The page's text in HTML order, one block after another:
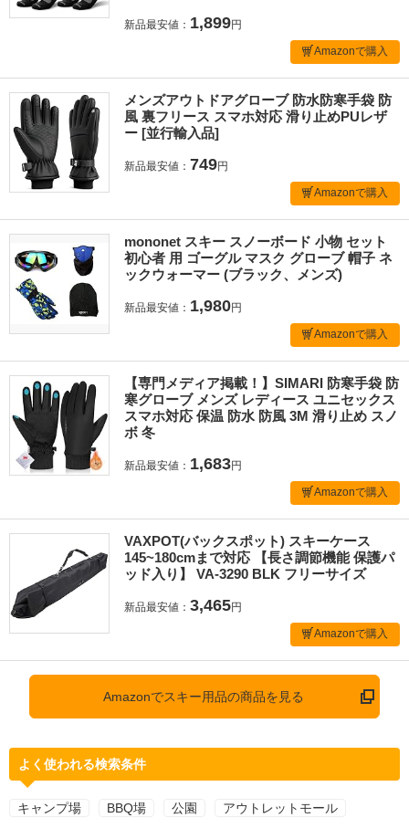
新品最安値： 1,899円
Amazonで購入
メンズアウトドアグローブ 防水防寒手袋 防
風 裏フリース スマホ対応 滑り止めPUレザ
ー [並行輸入品]
新品最安値： 749円
Amazonで購入
mononet スキー スノーボード 小物 セット
初心者 用 ゴーグル マスク グローブ 帽子 ネ
ックウォーマー (ブラック、メンズ)
新品最安値： 1,980円
Amazonで購入
【専門メディア掲載！】SIMARI 防寒手袋 防
寒グローブ メンズ レディース ユニセックス
スマホ対応 保温 防水 防風 3M 滑り止め スノ
ボ 冬
新品最安値： 1,683円
Amazonで購入
VAXPOT(バックスポット) スキーケース
145~180cmまで対応 【長さ調節機能 保護パ
ッド入り】 VA-3290 BLK フリーサイズ
新品最安値： 3,465円
Amazonで購入
Amazonでスキー用品の商品を見る
よく使われる検索条件
キャンプ場 BBQ場 公園 アウトレットモール